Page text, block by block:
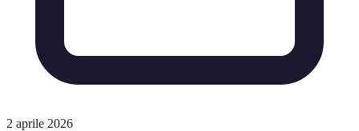
2 aprile 2026